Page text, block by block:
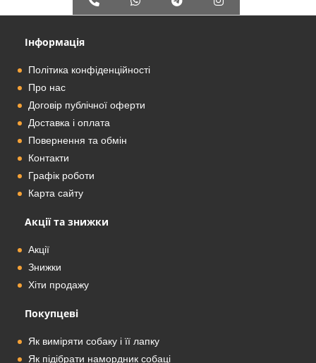
Інформація
Політика конфіденційності
Про нас
Договір публічної оферти
Доставка і оплата
Повернення та обмін
Контакти
Графік роботи
Карта сайту
Акції та знижки
Акції
Знижки
Хіти продажу
Покупцеві
Як виміряти собаку і її лапку
Як підібрати намордник собаці